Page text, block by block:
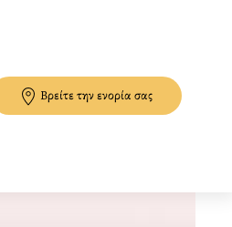
Βρείτε την ενορία σας